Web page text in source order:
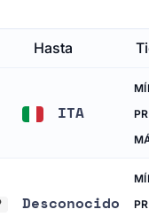
Hasta
ITA
Desconocido